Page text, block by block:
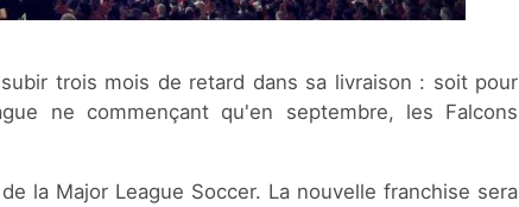
trois mois de retard dans sa livraison : soit pour
ne commençant qu'en septembre, les Falcons
la Major League Soccer. La nouvelle franchise sera